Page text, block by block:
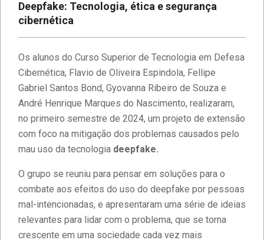
Deepfake: Tecnologia, ética e segurança
cibernética
Os alunos do Curso Superior de Tecnologia em Defesa
Cibernética, Flavio de Oliveira Espindola, Fellipe
Gabriel Santos Bond, Gyovanna Ribeiro de Souza e
André Henrique Marques do Nascimento, realizaram,
no primeiro semestre de 2024, um projeto de extensão
com foco na mitigação dos problemas causados pelo
mau uso da tecnologia deepfake.
O grupo se reuniu para pensar em soluções para o
combate aos efeitos do uso do deepfake por pessoas
mal-intencionadas, e apresentaram uma série de ideias
relevantes para lidar com o problema, que se torna
crescente em uma sociedade cada vez mais